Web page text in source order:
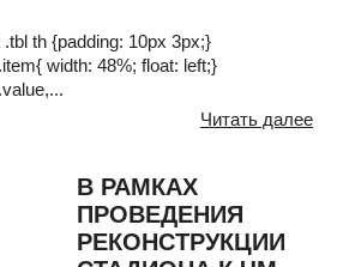
th {padding: 10px 3px;}
width: 48%; float: left;}
Читать далее
В РАМКАХ
ПРОВЕДЕНИЯ
РЕКОНСТРУКЦИИ